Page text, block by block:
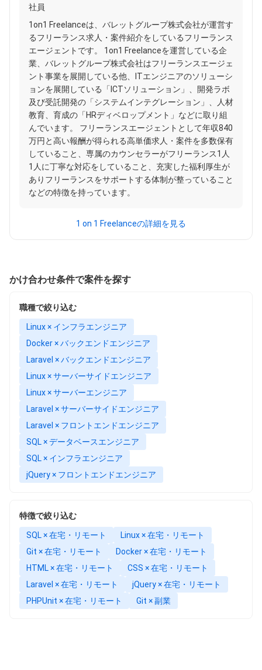
社員
1on1 Freelanceは、バレットグループ株式会社が運営す
るフリーランス求人・案件紹介をしているフリーランス
エージェントです。 1on1 Freelanceを運営している企
業、バレットグループ株式会社はフリーランスエージェ
ント事業を展開している他、ITエンジニアのソリューシ
ョンを展開している「ICTソリューション」、開発ラボ
及び受託開発の「システムインテグレーション」、人材
教育、育成の「HRディベロップメント」などに取り組
んでいます。 フリーランスエージェントとして年収840
万円と高い報酬が得られる高単価求人・案件を多数保有
していること、専属のカウンセラーがフリーランス1人
1人に丁寧な対応をしていること、充実した福利厚生が
ありフリーランスをサポートする体制が整っていること
などの特徴を持っています。
1 on 1 Freelanceの詳細を見る
かけ合わせ条件で案件を探す
職種で絞り込む
Linux × インフラエンジニア
Docker × バックエンドエンジニア
Laravel × バックエンドエンジニア
Linux × サーバーサイドエンジニア
Linux × サーバーエンジニア
Laravel × サーバーサイドエンジニア
Laravel × フロントエンドエンジニア
SQL × データベースエンジニア
SQL × インフラエンジニア
jQuery × フロントエンドエンジニア
特徴で絞り込む
SQL × 在宅・リモート
Linux × 在宅・リモート
Git × 在宅・リモート
Docker × 在宅・リモート
HTML × 在宅・リモート
CSS × 在宅・リモート
Laravel × 在宅・リモート
jQuery × 在宅・リモート
PHPUnit × 在宅・リモート
Git × 副業